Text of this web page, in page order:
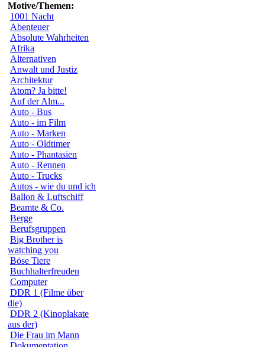
Motive/Themen:
1001 Nacht
Abenteuer
Absolute Wahrheiten
Afrika
Alternativen
Anwalt und Justiz
Architektur
Atom? Ja bitte!
Auf der Alm...
Auto - Bus
Auto - im Film
Auto - Marken
Auto - Oldtimer
Auto - Phantasien
Auto - Rennen
Auto - Trucks
Autos - wie du und ich
Ballon & Luftschiff
Beamte & Co.
Berge
Berufsgruppen
Big Brother is
watching you
Böse Tiere
Buchhalterfreuden
Computer
DDR 1 (Filme über
die)
DDR 2 (Kinoplakate
aus der)
Die Frau im Mann